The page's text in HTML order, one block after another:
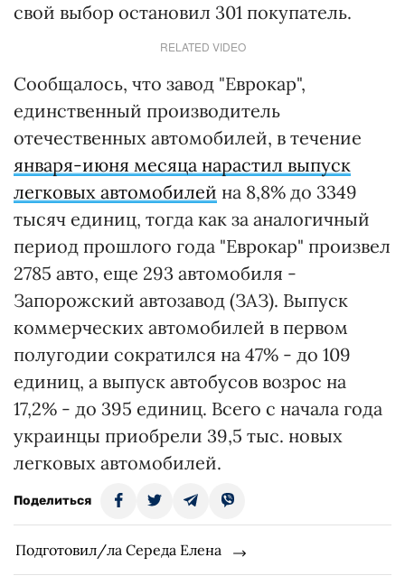
свой выбор остановил 301 покупатель.
RELATED VIDEO
Сообщалось, что завод "Еврокар",
единственный производитель
отечественных автомобилей, в течение
января-июня месяца нарастил выпуск
легковых автомобилей на 8,8% до 3349
тысяч единиц, тогда как за аналогичный
период прошлого года "Еврокар" произвел
2785 авто, еще 293 автомобиля -
Запорожский автозавод (ЗАЗ). Выпуск
коммерческих автомобилей в первом
полугодии сократился на 47% - до 109
единиц, а выпуск автобусов возрос на
17,2% - до 395 единиц. Всего с начала года
украинцы приобрели 39,5 тыс. новых
легковых автомобилей.
Поделиться
Подготовил/ла Середа Елена